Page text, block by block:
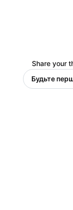
Share your
Будьте